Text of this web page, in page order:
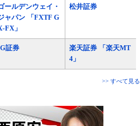
ールデンウェイ・
ャパン 「FXTF G
FX」
松井証券
証券
楽天証券 「楽天MT
4」
>> すべて見る